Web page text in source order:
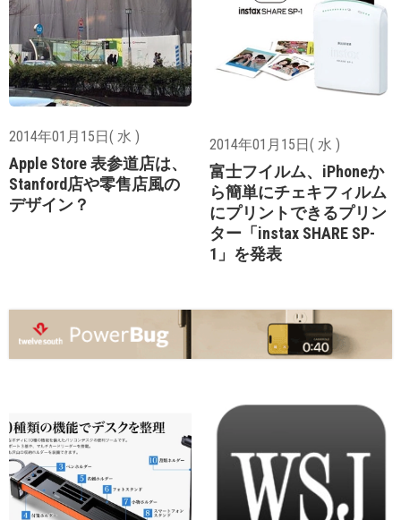
2014年01月15日( 水 )
Apple Store 表参道店は、
Stanford店や零售店風の
デザイン？
2014年01月15日( 水 )
富士フイルム、iPhoneか
ら簡単にチェキフィルム
にプリントできるプリン
ター「instax SHARE SP-
1」を発表